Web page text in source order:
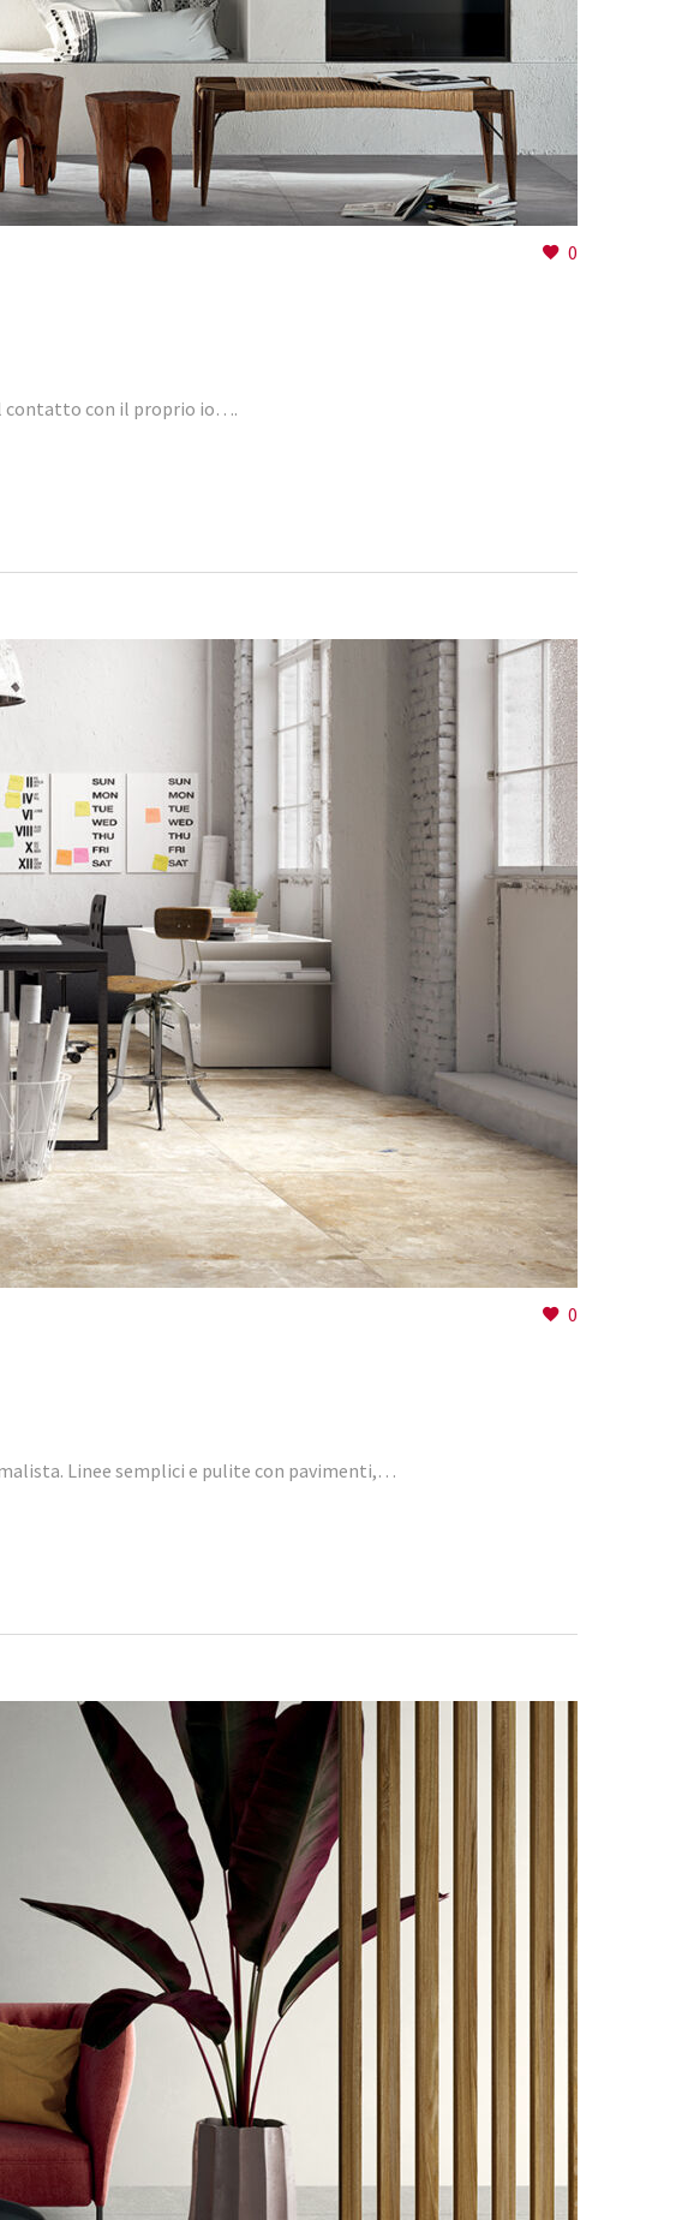
0
contatto con il proprio io….
0
Linee semplici e pulite con pavimenti,…